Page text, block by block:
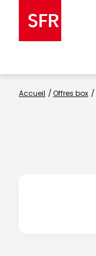
Accueil Offres box